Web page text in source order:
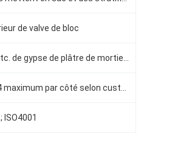
de valve de bloc
ISO4001